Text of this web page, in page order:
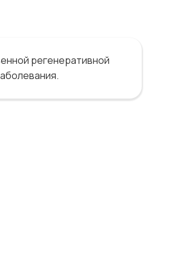
регенеративной